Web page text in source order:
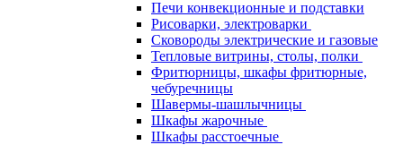
Печи конвекционные и подставки
Рисоварки, электроварки
Сковороды электрические и газовые
Тепловые витрины, столы, полки
Фритюрницы, шкафы фритюрные,
чебуречницы
Шавермы-шашлычницы
Шкафы жарочные
Шкафы расстоечные